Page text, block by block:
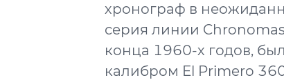
хронограф в
серия линии
конца 1960-х годов,
калибром El Primero